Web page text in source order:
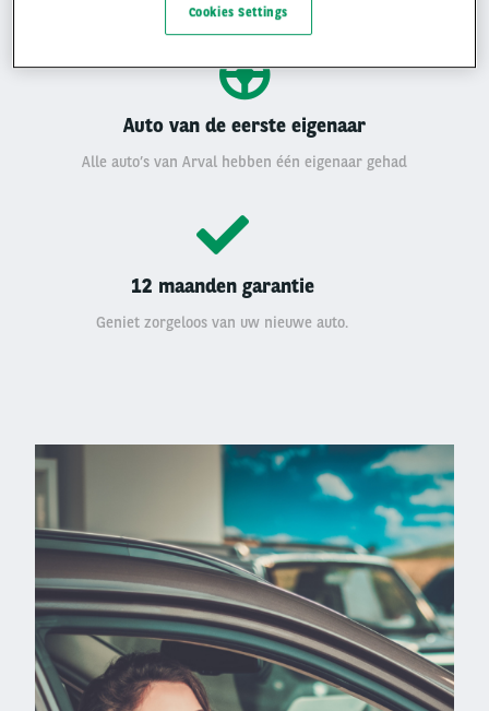
Auto van de eerste eigenaar
Alle auto’s van Arval hebben één eigenaar gehad
12 maanden garantie
Geniet zorgeloos van uw nieuwe auto.
Left
Cookies Settings